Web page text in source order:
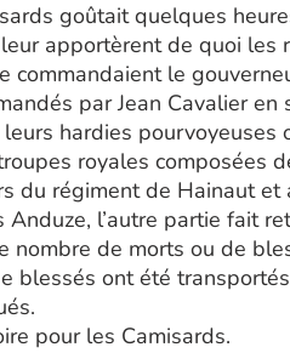
goûtait quelques
apportèrent de quoi
commandaient le
par Jean Cavalier
hardies pourvoyeuses
royales composées
du régiment de Hainaut
l’autre partie fait
nombre de morts ou de
blessés ont été
pour les Camisards.